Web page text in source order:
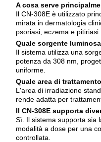
A cosa serve
Il CN-308E è utilizzato
mirata in dermatologia
psoriasi, eczema e pitiriasi
Quale sorgente
Il sistema utilizza una
potenza da 308 nm,
uniforme.
Quale area di
L'area di irradiazione
rende adatta per
Il CN-308E supporta
Sì. Il sistema supporta sia
modalità a dose per una
controllata.